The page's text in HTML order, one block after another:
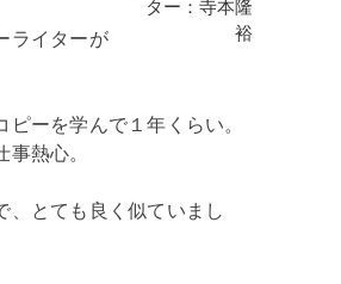
ライターが
ピーを学んで１年くらい。
事熱心。
、とても良く似ていまし